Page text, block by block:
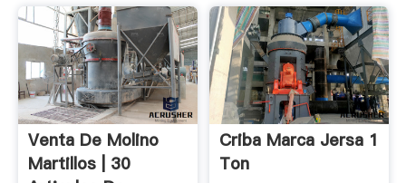
Venta De Molino
Martillos | 30
Criba Marca Jersa 1
Ton